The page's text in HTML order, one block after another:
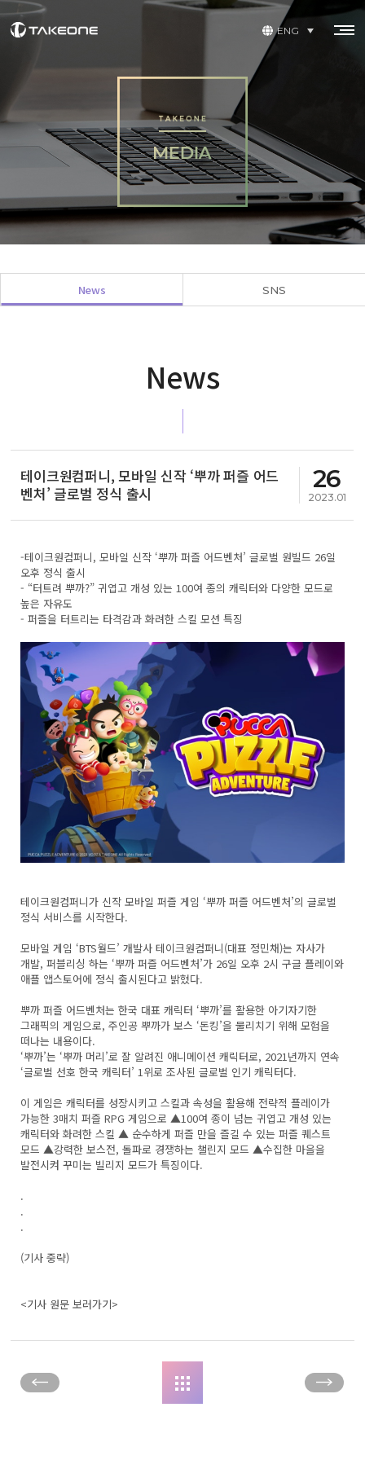
ENG
News SNS
News
테이크원컴퍼니, 모바일 신작 ‘뿌까 퍼즐 어드
벤처’ 글로벌 정식 출시
26
2023.01
-테이크원컴퍼니, 모바일 신작 ‘뿌까 퍼즐 어드벤처’ 글로벌 원빌드 26일
오후 정식 출시
- “터트려 뿌까?” 귀엽고 개성 있는 100여 종의 캐릭터와 다양한 모드로
높은 자유도
- 퍼즐을 터트리는 타격감과 화려한 스킬 모션 특징
테이크원컴퍼니가 신작 모바일 퍼즐 게임 ‘뿌까 퍼즐 어드벤처’의 글로벌
정식 서비스를 시작한다.
모바일 게임 ‘BTS월드’ 개발사 테이크원컴퍼니(대표 정민채)는 자사가
개발, 퍼블리싱 하는 ‘뿌까 퍼즐 어드벤처’가 26일 오후 2시 구글 플레이와
애플 앱스토어에 정식 출시된다고 밝혔다.
뿌까 퍼즐 어드벤처는 한국 대표 캐릭터 ‘뿌까’를 활용한 아기자기한
그래픽의 게임으로, 주인공 뿌까가 보스 ‘돈킹’을 물리치기 위해 모험을
떠나는 내용이다.
‘뿌까’는 ‘뿌까 머리’로 잘 알려진 애니메이션 캐릭터로, 2021년까지 연속
‘글로벌 선호 한국 캐릭터’ 1위로 조사된 글로벌 인기 캐릭터다.
이 게임은 캐릭터를 성장시키고 스킬과 속성을 활용해 전략적 플레이가
가능한 3매치 퍼즐 RPG 게임으로 ▲100여 종이 넘는 귀엽고 개성 있는
캐릭터와 화려한 스킬 ▲ 순수하게 퍼즐 만을 즐길 수 있는 퍼즐 퀘스트
모드 ▲강력한 보스전, 돌파로 경쟁하는 챌린지 모드 ▲수집한 마을을
발전시켜 꾸미는 빌리지 모드가 특징이다.
.
.
.
(기사 중략)
<기사 원문 보러가기>